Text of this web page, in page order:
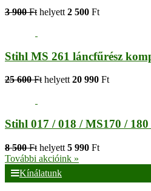
3 900 Ft helyett 2 500 Ft
Stihl MS 261 láncfűrész
25 600 Ft helyett 20 990 Ft
Stihl 017 / 018 / MS170 /
8 500 Ft helyett 5 990 Ft
További akcióink »
Kínálatunk